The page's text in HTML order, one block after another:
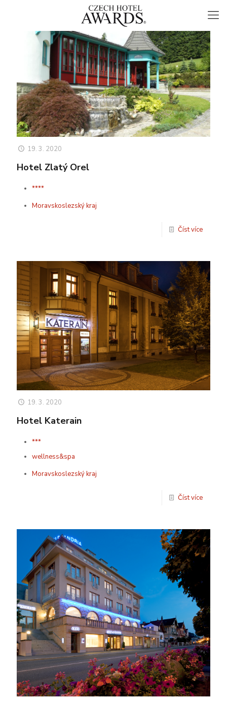
19. 3. 2020
Hotel Zlatý Orel
****
Moravskoslezský kraj
Číst více
19. 3. 2020
Hotel Katerain
***
wellness&spa
Moravskoslezský kraj
Číst více